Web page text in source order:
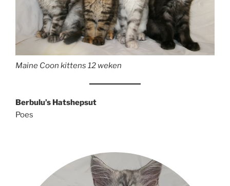
Maine Coon kittens 12 weken
Berbulu’s Hatshepsut
Poes